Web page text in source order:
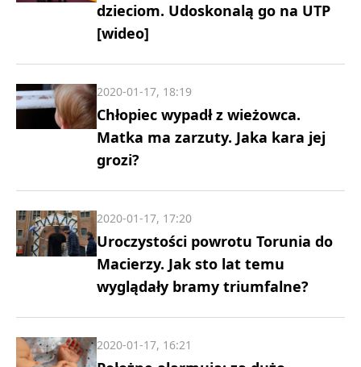
dzieciom. Udoskonalą go na UTP
[wideo]
Chłopiec wypadł z wieżowca.
Matka ma zarzuty. Jaka kara jej
grozi?
2020-01-17, 18:19
Uroczystości powrotu Torunia do
Macierzy. Jak sto lat temu
wyglądały bramy triumfalne?
2020-01-17, 17:20
2020-01-17, 16:21